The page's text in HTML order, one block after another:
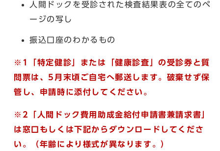
人間ドックを受診された検査結果表の全てのペ
ージの写し
振込口座のわかるもの
※1「特定健診」または「健康診査」の受診券と質
問票は、5月末頃ご自宅へ郵送します。破棄せず保
管し、申請時に添付してください。
※2「人間ドック費用助成金給付申請書兼請求書」
は窓口もしくは下記からダウンロードしてくださ
い。（年齢により様式が異なります。）